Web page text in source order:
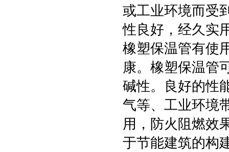
或工业环境而受
性良好，经久实
橡塑保温管有使
康。橡塑保温管
碱性。良好的性
气等、工业环境
用，防火阻燃效
于节能建筑的构